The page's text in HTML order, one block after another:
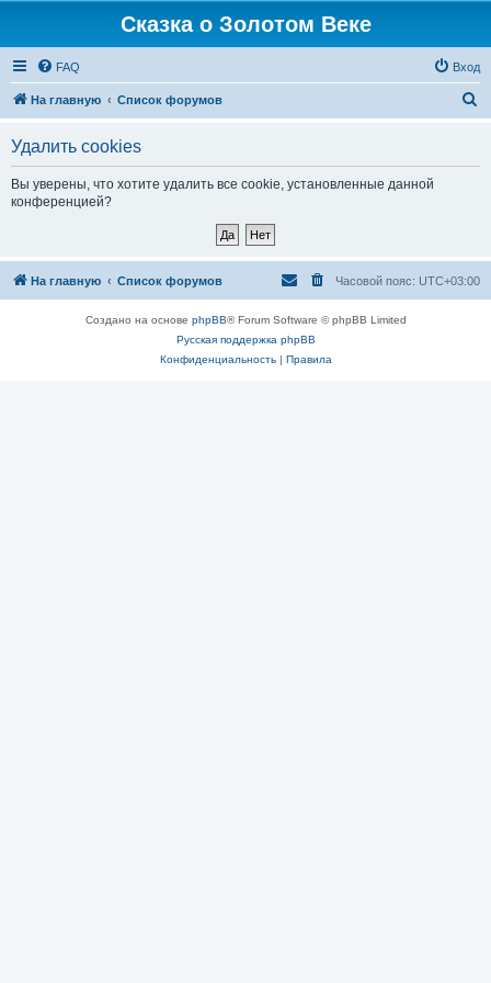
Сказка о Золотом Веке
FAQ Вход
На главную Список форумов
Удалить cookies
Вы уверены, что хотите удалить все cookie, установленные данной
конференцией?
На главную Список форумов Часовой пояс: UTC+03:00
Создано на основе phpBB® Forum Software © phpBB Limited
Русская поддержка phpBB
Конфиденциальность| Правила